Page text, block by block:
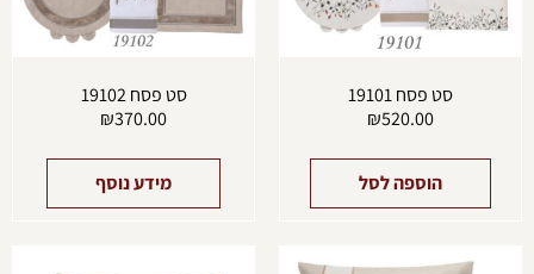
סט פסח 19101
₪520.00
הוספה לסל
סט פסח 19102
₪370.00
מידע נוסף